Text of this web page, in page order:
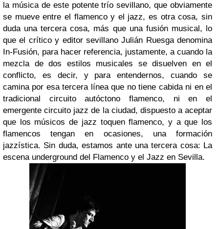
la música de este potentetrío sevillano, que obviamente
se mueve entre el flamenco y el jazz, es otra cosa, sin
duda una tercera cosa, más que una fusión musical, lo
que el crítico y editor sevillano Julián Ruesga denomina
In-Fusión, para hacer referencia, justamente, a cuando la
mezcla de dos estilos musicales se disuelven en el
conflicto, es decir, y para entendernos, cuando se
camina por esa tercera línea que no tiene cabida ni en el
tradicional circuito autóctono flamenco, ni en el
emergente circuito jazz de la ciudad, dispuesto a aceptar
que los músicos de jazz toquen flamenco, y a que los
flamencos tengan en ocasiones, una formación
jazzística. Sin duda, estamos ante una tercera cosa: La
escena underground del Flamenco y el Jazz en Sevilla.